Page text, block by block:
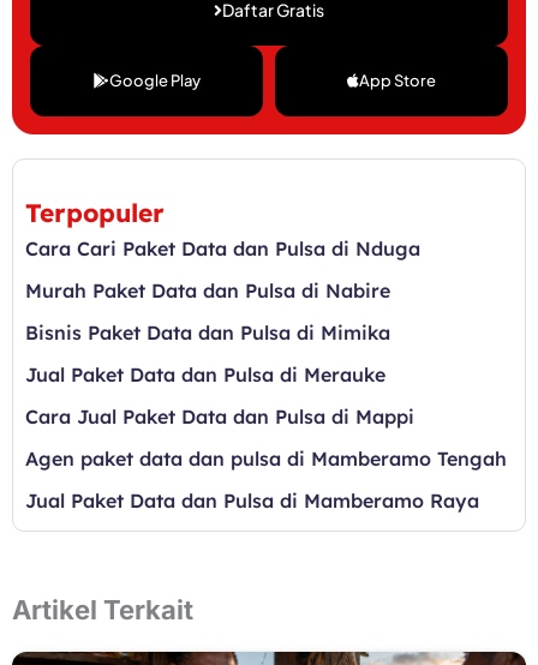
Daftar Gratis
Google Play App Store
Terpopuler
Cara Cari Paket Data dan Pulsa di Nduga
Murah Paket Data dan Pulsa di Nabire
Bisnis Paket Data dan Pulsa di Mimika
Jual Paket Data dan Pulsa di Merauke
Cara Jual Paket Data dan Pulsa di Mappi
Agen paket data dan pulsa di Mamberamo Tengah
Jual Paket Data dan Pulsa di Mamberamo Raya
Artikel Terkait